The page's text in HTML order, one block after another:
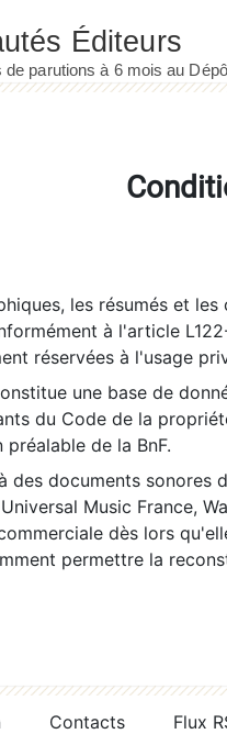
les résumés et
à l'article
réservées à l'usage
une base de
du Code de la
de la BnF.
des documents sonores
Music France,
dès lors
permettre la
Contacts
Flux